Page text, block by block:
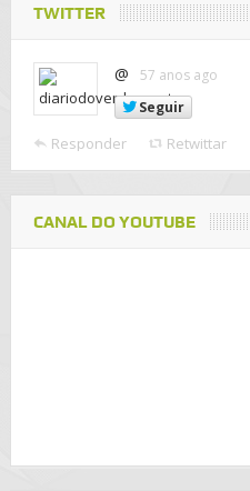
TWITTER
@
57 anos ago
Seguir
Responder Retwittar
CANAL DO YOUTUBE